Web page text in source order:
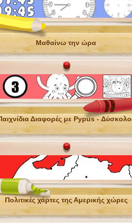
Μαθαίνω την ώρα
Διαφορές με Pypus -
Πολιτικές χάρτες της Αμερικής χώρες